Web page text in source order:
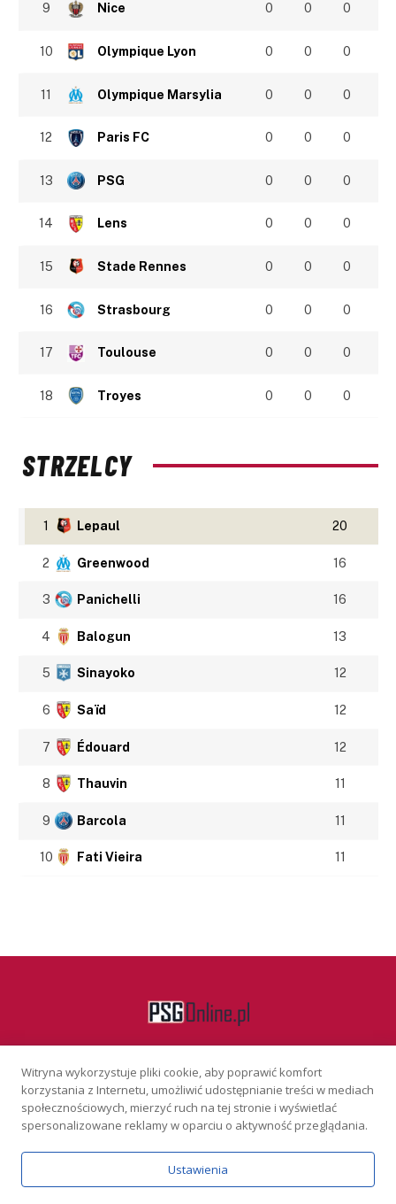
9 Nice 0 0 0
10 Olympique Lyon 0 0 0
11 Olympique Marsylia 0 0 0
12 Paris FC 0 0 0
13 PSG 0 0 0
14 Lens 0 0 0
15 Stade Rennes 0 0 0
16 Strasbourg 0 0 0
17 Toulouse 0 0 0
18 Troyes 0 0 0
STRZELCY
1 Lepaul 20
2 Greenwood 16
3 Panichelli 16
4 Balogun 13
5 Sinayoko 12
6 Saïd 12
7 Édouard 12
8 Thauvin 11
9 Barcola 11
10 Fati Vieira 11
Facebook
KONTAKT REKLAMA POLITYKA PRYWATNOŚCI
Serwis wyłącznie dla osób powyżej 18 lat. Hazard może uzależniać.
Graj odpowiedzialnie.Szczegóły
Witryna wykorzystuje pliki cookie, aby poprawić komfort
korzystania z Internetu, umożliwić udostępnianie treści w mediach
społecznościowych, mierzyć ruch na tej stronie i wyświetlać
spersonalizowane reklamy w oparciu o aktywność przeglądania.
Ustawienia